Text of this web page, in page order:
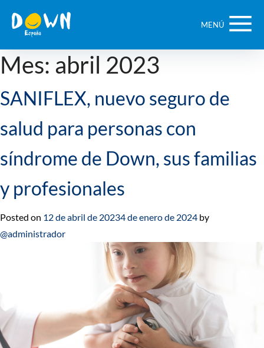
contenido
MENÚ
Mes: abril 2023
SANIFLEX, nuevo seguro de
salud para personas con
síndrome de Down, sus familias
y profesionales
Posted on 12 de abril de 20234 de enero de 2024 by
@administrador